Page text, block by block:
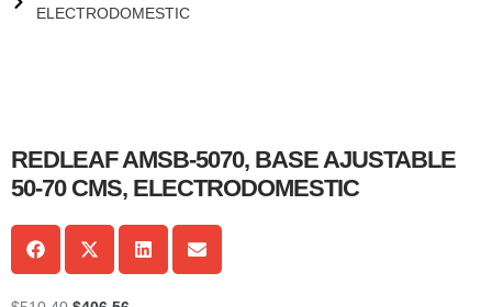
ELECTRODOMESTIC
REDLEAF AMSB-5070, BASE AJUSTABLE
50-70 CMS, ELECTRODOMESTIC